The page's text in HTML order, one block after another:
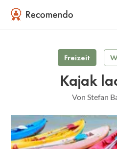
Freizeit
Kajak
Von Stefan